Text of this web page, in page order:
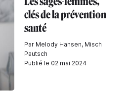
clés de la prévention
santé
Par Melody Hansen, Misch
Pautsch
Publié le 02 mai 2024